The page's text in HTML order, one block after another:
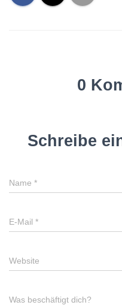
0
Schreibe
Name *
E-Mail *
Website
Was beschäftigt dich?